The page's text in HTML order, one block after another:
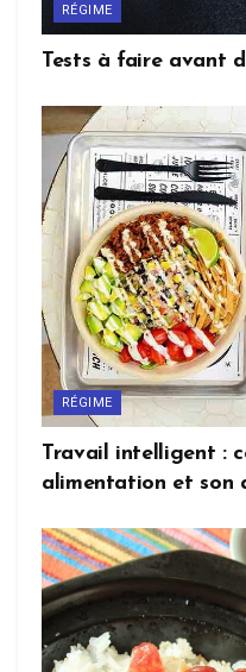
RÉGIME
Tests à faire avant
RÉGIME
Travail intelligent :
alimentation et son